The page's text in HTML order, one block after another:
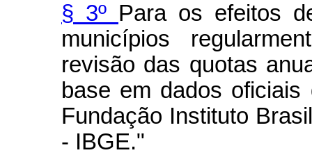
§ 3º Para os efeitos
municípios
revisão das quotas
base em dados
Fundação Instituto
- IBGE."